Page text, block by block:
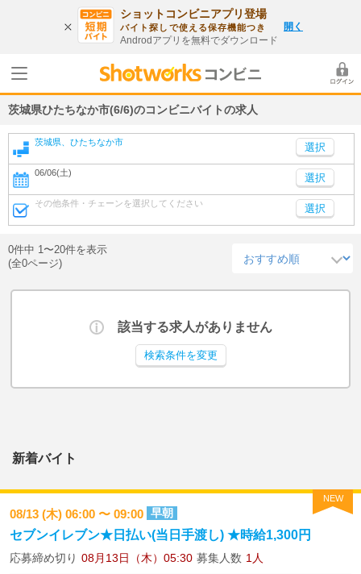
ショットコンビニアプリ登場
バイト探しで使える保存機能つき
Androdアプリを無料でダウンロード
開く
茨城県ひたちなか市(6/6)のコンビニバイトの求人
茨城県、ひたちなか市
06/06(土) 選択
その他条件・チェーンを選択してください 選択
0件中 1〜20件を表示
(全0ページ)
該当する求人がありません
検索条件を変更
新着バイト
NEW
08/13 (木) 06:00 〜 09:00 早朝
セブンイレブン★日払い(当日手渡し) ★時給1,300円
応募締め切り 08月13日（木）05:30 募集人数 1人